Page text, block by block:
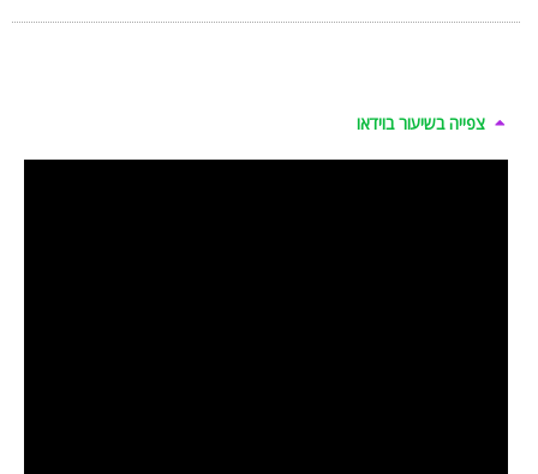
צפייה בשיעור בוידאו